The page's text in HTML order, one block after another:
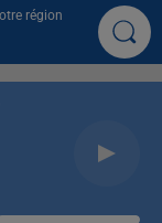
région